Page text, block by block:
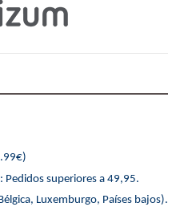
: Pedidos superiores a 49,95.
Luxemburgo, Países bajos).